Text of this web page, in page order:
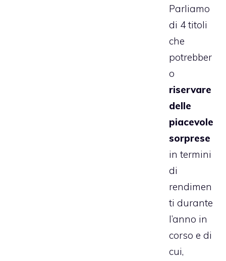
Parliamo
di 4 titoli
che
potrebber
o
riservare
delle
piacevole
sorprese
in termini
di
rendimen
ti durante
l’anno in
corso e di
cui,